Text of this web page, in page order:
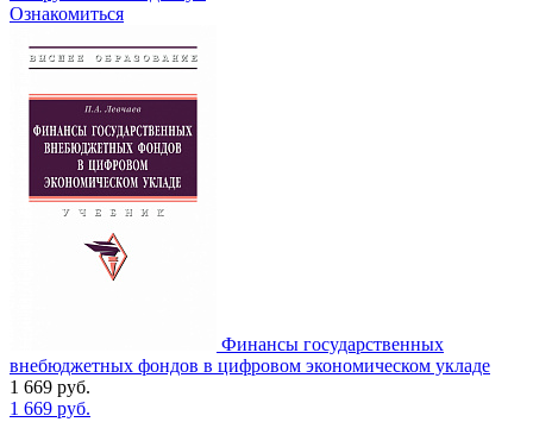
Ознакомиться
Финансы государственных
внебюджетных фондов в цифровом экономическом укладе
1 669 руб.
1 669 руб.